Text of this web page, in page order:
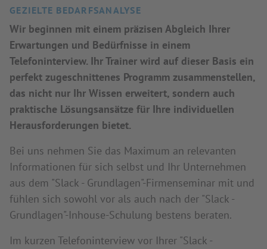
GEZIELTE BEDARFSANALYSE
Wir beginnen mit einem präzisen Abgleich Ihrer
Erwartungen und Bedürfnisse in einem
Telefoninterview. Ihr Trainer wird auf dieser Basis ein
perfekt zugeschnittenes Programm zusammenstellen,
das nicht nur Ihr Wissen erweitert, sondern auch
praktische Lösungsansätze für Ihre individuellen
Herausforderungen bietet.
Bei uns nehmen Sie das Maximum an relevanten
Informationen für sich selbst und Ihr Unternehmen
aus dem "Slack - Grundlagen"-Firmenseminar mit und
fühlen sich sowohl vor als auch nach der "Slack -
Grundlagen"-Inhouse-Schulung bestens beraten.
Im kurzen Telefoninterview vor Ihrer "Slack -